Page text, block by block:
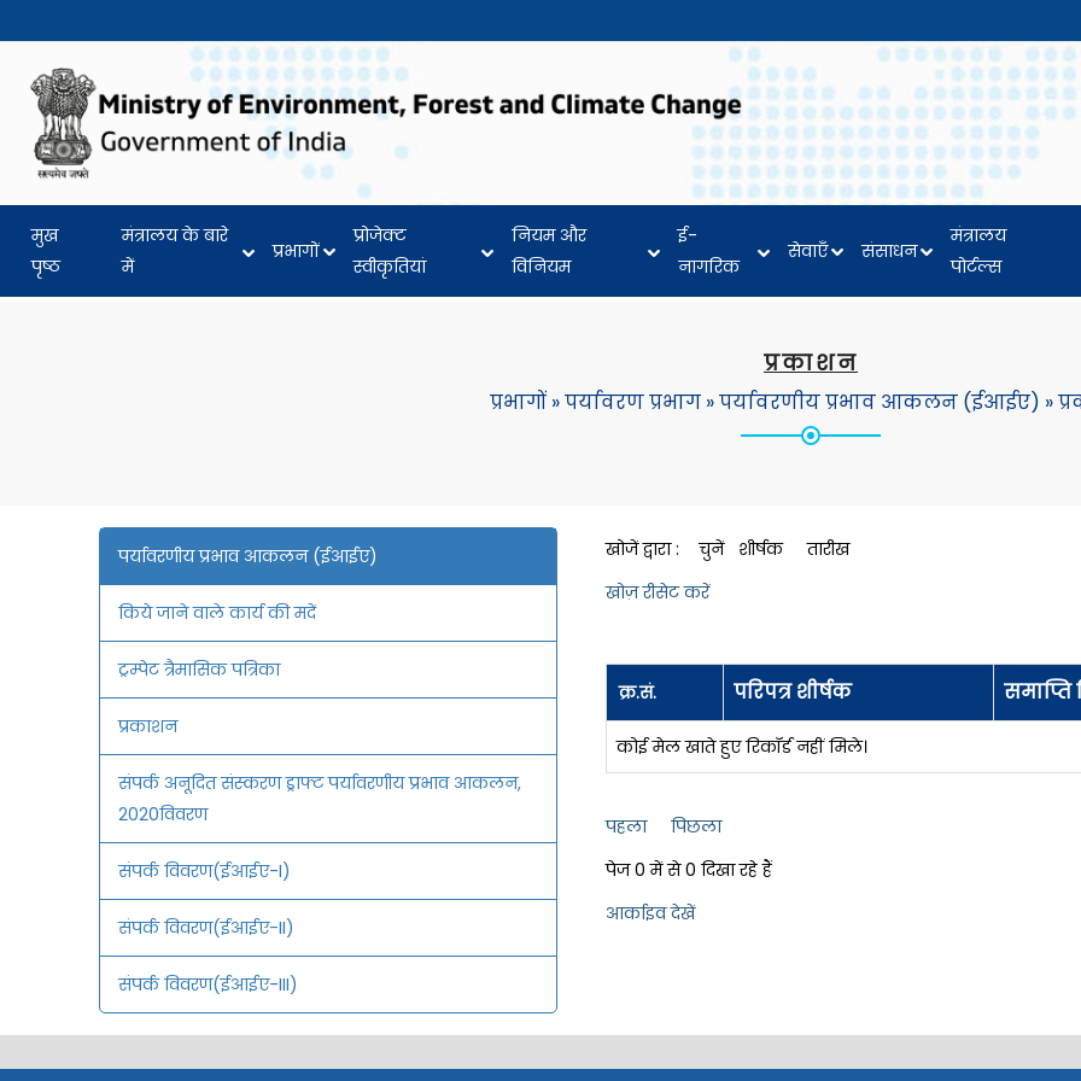
मुख
पृष्ठ
मंत्रालय के बारे
में
प्रभागों
प्रोजेक्ट
स्वीकृतियां
नियम और
विनियम
ई-
नागरिक
सेवाएँ संसाधन
मंत्रालय
पोर्टल्स
प्रकाशन
प्रभागों »पर्यावरण प्रभाग »पर्यावरणीय प्रभाव आकलन (ईआईए) »
पर्यावरणीय प्रभाव आकलन (ईआईए)
किये जाने वाले कार्य की मदें
ट्रम्पेट त्रैमासिक पत्रिका
प्रकाशन
संपर्क अनूदित संस्करण ड्राफ्ट पर्यावरणीय प्रभाव आकलन,
2020विवरण
संपर्क विवरण(ईआईए-I)
संपर्क विवरण(ईआईए-II)
संपर्क विवरण(ईआईए-III)
खोजें द्वारा : चुनें शीर्षक तारीख
खोज़ रीसेट करें
क्र.सं. परिपत्र शीर्षक समाप्ति
कोई मेल खाते हुए रिकॉर्ड नहीं मिले।
पहला
पिछला
पेज 0 में से 0 दिखा रहे हैं
आर्काइव देखें